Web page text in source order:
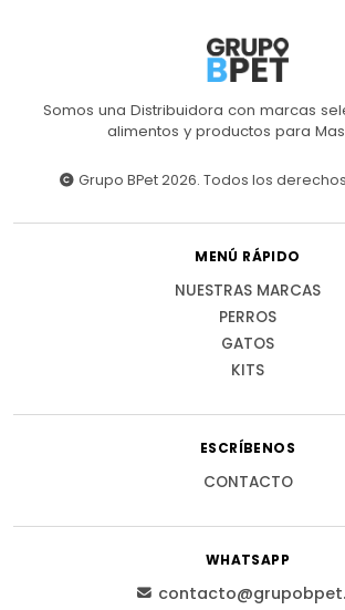
Somos una Distribuidora con marcas
alimentos y productos para
Grupo BPet 2026. Todos los
MENÚ RÁPIDO
NUESTRAS MARCAS
PERROS
GATOS
KITS
ESCRÍBENOS
CONTACTO
WHATSAPP